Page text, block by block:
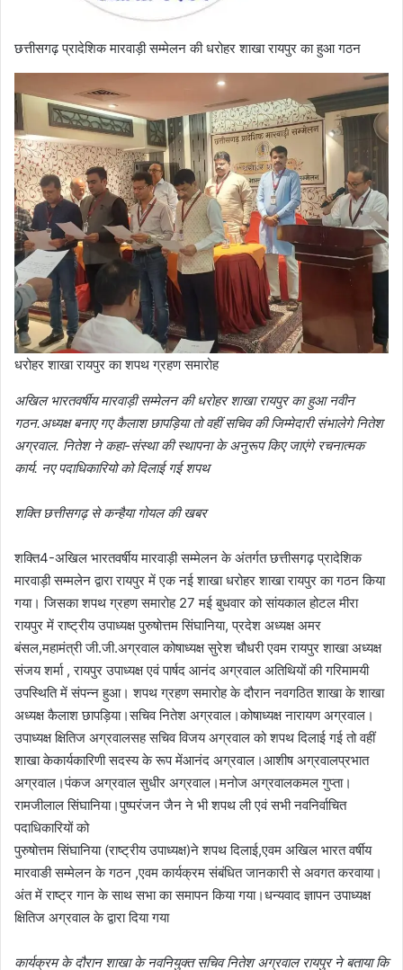
छत्तीसगढ़ प्रादेशिक मारवाड़ी सम्मेलन की धरोहर शाखा रायपुर का हुआ गठन
धरोहर शाखा रायपुर का शपथ ग्रहण समारोह
अखिल भारतवर्षीय मारवाड़ी सम्मेलन की धरोहर शाखा रायपुर का हुआ नवीन
गठन.अध्यक्ष बनाए गए कैलाश छापड़िया तो वहीं सचिव की जिम्मेदारी संभालेगे नितेश
अग्रवाल. नितेश ने कहा-संस्था की स्थापना के अनुरूप किए जाएंगे रचनात्मक
कार्य. नए पदाधिकारियो को दिलाई गई शपथ
शक्ति छत्तीसगढ़ से कन्हैया गोयल की खबर
शक्ति4-अखिल भारतवर्षीय मारवाड़ी सम्मेलन के अंतर्गत छत्तीसगढ़ प्रादेशिक
मारवाड़ी सम्मलेन द्वारा रायपुर में एक नई शाखा धरोहर शाखा रायपुर का गठन किया
गया। जिसका शपथ ग्रहण समारोह 27 मई बुधवार को सांयकाल होटल मीरा
रायपुर में राष्ट्रीय उपाध्यक्ष पुरुषोत्तम सिंघानिया, प्रदेश अध्यक्ष अमर
बंसल,महामंत्री जी.जी.अग्रवाल कोषाध्यक्ष सुरेश चौधरी एवम रायपुर शाखा अध्यक्ष
संजय शर्मा , रायपुर उपाध्यक्ष एवं पार्षद आनंद अग्रवाल अतिथियों की गरिमामयी
उपस्थिति में संपन्न हुआ। शपथ ग्रहण समारोह के दौरान नवगठित शाखा के शाखा
अध्यक्ष कैलाश छापड़िया।सचिव नितेश अग्रवाल।कोषाध्यक्ष नारायण अग्रवाल।
उपाध्यक्ष क्षितिज अग्रवालसह सचिव विजय अग्रवाल को शपथ दिलाई गई तो वहीं
शाखा केकार्यकारिणी सदस्य के रूप मेंआनंद अग्रवाल।आशीष अग्रवालप्रभात
अग्रवाल।पंकज अग्रवाल सुधीर अग्रवाल।मनोज अग्रवालकमल गुप्ता।
रामजीलाल सिंघानिया।पुष्परंजन जैन ने भी शपथ ली एवं सभी नवनिर्वाचित
पदाधिकारियों को
पुरुषोत्तम सिंघानिया (राष्ट्रीय उपाध्यक्ष)ने शपथ दिलाई,एवम अखिल भारत वर्षीय
मारवाङी सम्मेलन के गठन ,एवम कार्यक्रम संबंधित जानकारी से अवगत करवाया।
अंत में राष्ट्र गान के साथ सभा का समापन किया गया।धन्यवाद ज्ञापन उपाध्यक्ष
क्षितिज अग्रवाल के द्वारा दिया गया
कार्यक्रम के दौरान शाखा के नवनियुक्त सचिव नितेश अग्रवाल रायपुर ने बताया कि